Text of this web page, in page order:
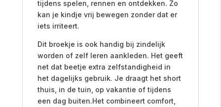
tijdens spelen, rennen en ontdekken. Zo
kan je kindje vrij bewegen zonder dat er
iets irriteert.
Dit broekje is ook handig bij zindelijk
worden of zelf leren aankleden. Het geeft
net dat beetje extra zelfstandigheid in
het dagelijks gebruik. Je draagt het short
thuis, in de tuin, op vakantie of tijdens
een dag buiten.Het combineert comfort,